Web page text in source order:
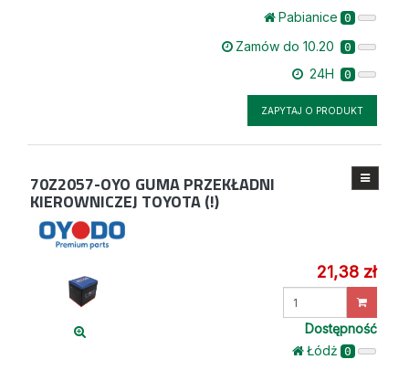
Pabianice 0
Zamów do 10.20 0
24H 0
ZAPYTAJ O PRODUKT
70Z2057-OYO GUMA PRZEKŁADNI
KIEROWNICZEJ TOYOTA (!)
21,38 zł
Dostępność
Łódż 0